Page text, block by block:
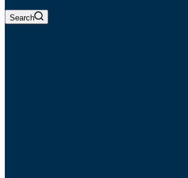
Search